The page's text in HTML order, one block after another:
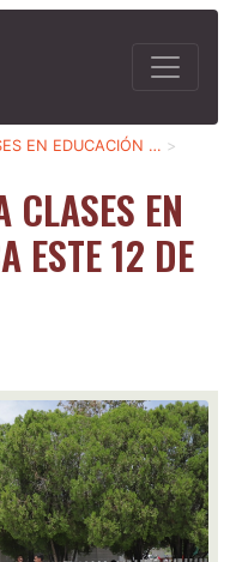
EN EDUCACIÓN … >
CLASES EN
ESTE 12 DE